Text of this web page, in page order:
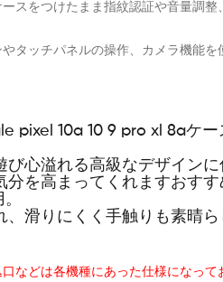
スをつけたまま指紋認証や音量調整
タッチパネルの操作、カメラ機能
pixel 10a 10 9 pro xl 8aケ
心溢れる高級なデザインに
を高まってくれますおす
滑りにくく手触りも素晴ら
などは各機種にあった仕様になって